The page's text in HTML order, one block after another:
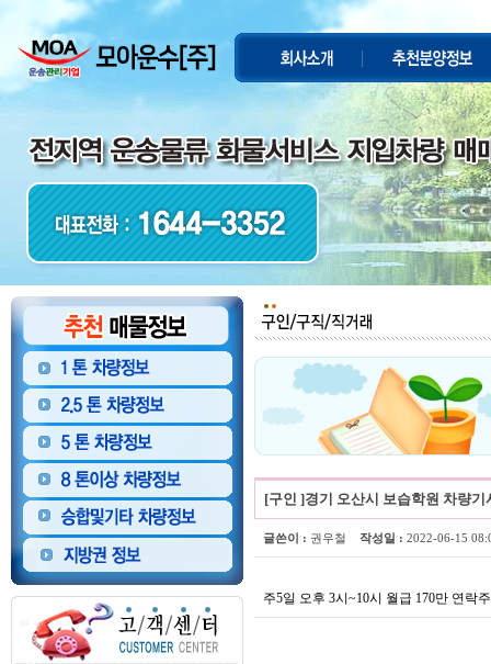
[구인 ]경기 오산시 보습학원 차량기
글쓴이 : 권우철 작성일 : 2022-06-15
주5일 오후 3시~10시 월급 170만 연락